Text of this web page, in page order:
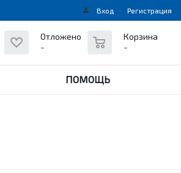
Вход Регистрация
Отложено
-
Корзина
-
ПОМОЩЬ